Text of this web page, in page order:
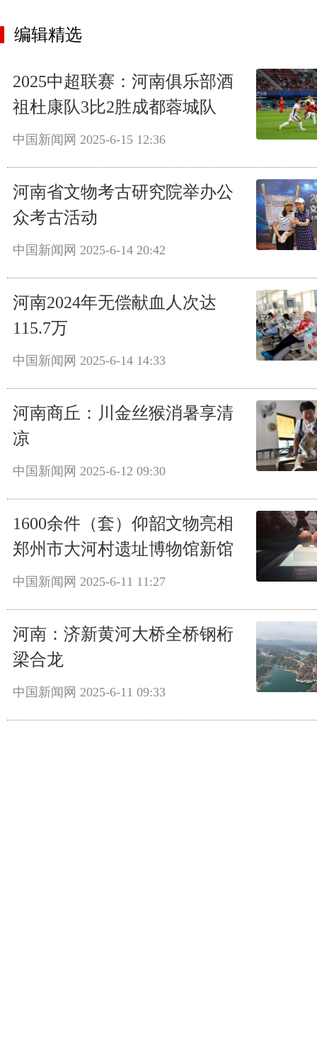
编辑精选
2025中超联赛：河南俱乐部酒
祖杜康队3比2胜成都蓉城队
中国新闻网 2025-6-15 12:36
河南省文物考古研究院举办公
众考古活动
中国新闻网 2025-6-14 20:42
河南2024年无偿献血人次达
115.7万
中国新闻网 2025-6-14 14:33
河南商丘：川金丝猴消暑享清
凉
中国新闻网 2025-6-12 09:30
1600余件（套）仰韶文物亮相
郑州市大河村遗址博物馆新馆
中国新闻网 2025-6-11 11:27
河南：济新黄河大桥全桥钢桁
梁合龙
中国新闻网 2025-6-11 09:33